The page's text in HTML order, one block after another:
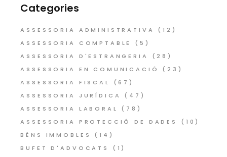
Categories
ASSESSORIA ADMINISTRATIVA
(12)
ASSESSORIA COMPTABLE
(5)
ASSESSORIA D'ESTRANGERIA
(28)
ASSESSORIA EN COMUNICACIÓ
(23)
ASSESSORIA FISCAL
(67)
ASSESSORIA JURÍDICA
(47)
ASSESSORIA LABORAL
(78)
ASSESSORIA PROTECCIÓ DE DADES
(10)
BÉNS IMMOBLES
(14)
BUFET D'ADVOCATS
(1)